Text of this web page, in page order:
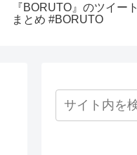
『BORUTO』のツイート
まとめ #BORUTO